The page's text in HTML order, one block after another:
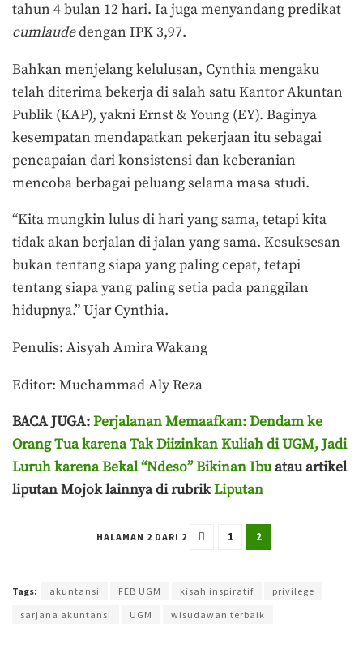
tahun 4 bulan 12 hari. Ia juga menyandang predikat
cumlaudedengan IPK 3,97.
Bahkan menjelang kelulusan, Cynthia mengaku
telah diterima bekerja di salah satu Kantor Akuntan
Publik (KAP), yakni Ernst & Young (EY). Baginya
kesempatan mendapatkan pekerjaan itu sebagai
pencapaian dari konsistensi dan keberanian
mencoba berbagai peluang selama masa studi.
“Kita mungkin lulus di hari yang sama, tetapi kita
tidak akan berjalan di jalan yang sama. Kesuksesan
bukan tentang siapa yang paling cepat, tetapi
tentang siapa yang paling setia pada panggilan
hidupnya.” Ujar Cynthia.
Penulis: Aisyah Amira Wakang
Editor: Muchammad Aly Reza
BACA JUGA:Perjalanan Memaafkan: Dendam ke
Orang Tua karena Tak Diizinkan Kuliah di UGM, Jadi
Luruh karena Bekal “Ndeso” Bikinan Ibuatau artikel
liputan Mojok lainnya di rubrikLiputan
HALAMAN 2 DARI 2 1 2
Tags: akuntansi FEB UGM kisah inspiratif
privilege
sarjana akuntansi
UGM wisudawan terbaik